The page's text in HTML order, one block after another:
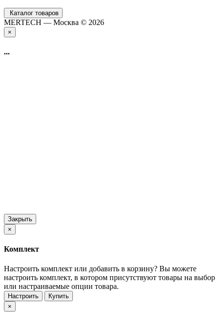
Каталог товаров
MERTECH — Москва © 2026
×
...
Закрыть
×
Комплект
Настроить комплект или добавить в корзину? Вы можете
настроить комплект, в котором присутствуют товары на выбор
или настраиваемые опции товара.
Настроить
Купить
×